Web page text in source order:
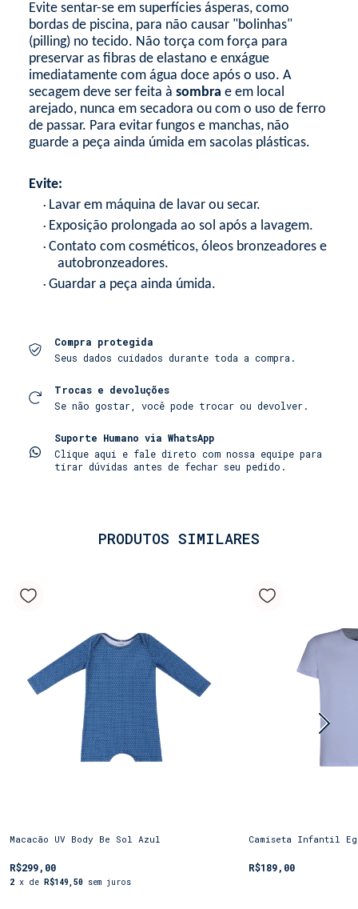
Evite sentar-se em superfícies ásperas, como
bordas de piscina, para não causar "bolinhas"
(pilling) no tecido. Não torça com força para
preservar as fibras de elastano e enxágue
imediatamente com água doce após o uso. A
secagem deve ser feita à sombra e em local
arejado, nunca em secadora ou com o uso de ferro
de passar. Para evitar fungos e manchas, não
guarde a peça ainda úmida em sacolas plásticas.
Evite:
• Lavar em máquina de lavar ou secar.
• Exposição prolongada ao sol após a lavagem.
• Contato com cosméticos, óleos bronzeadores e
autobronzeadores.
• Guardar a peça ainda úmida.
Compra protegida
Seus dados cuidados durante toda a compra.
Trocas e devoluções
Se não gostar, você pode trocar ou devolver.
Suporte Humano via WhatsApp
Clique aqui e fale direto com nossa equipe para
tirar dúvidas antes de fechar seu pedido.
PRODUTOS SIMILARES
Macacão UV Body Be Sol Azul
R$299,00
2 x de R$149,50 sem juros
Camiseta Infantil
R$189,00